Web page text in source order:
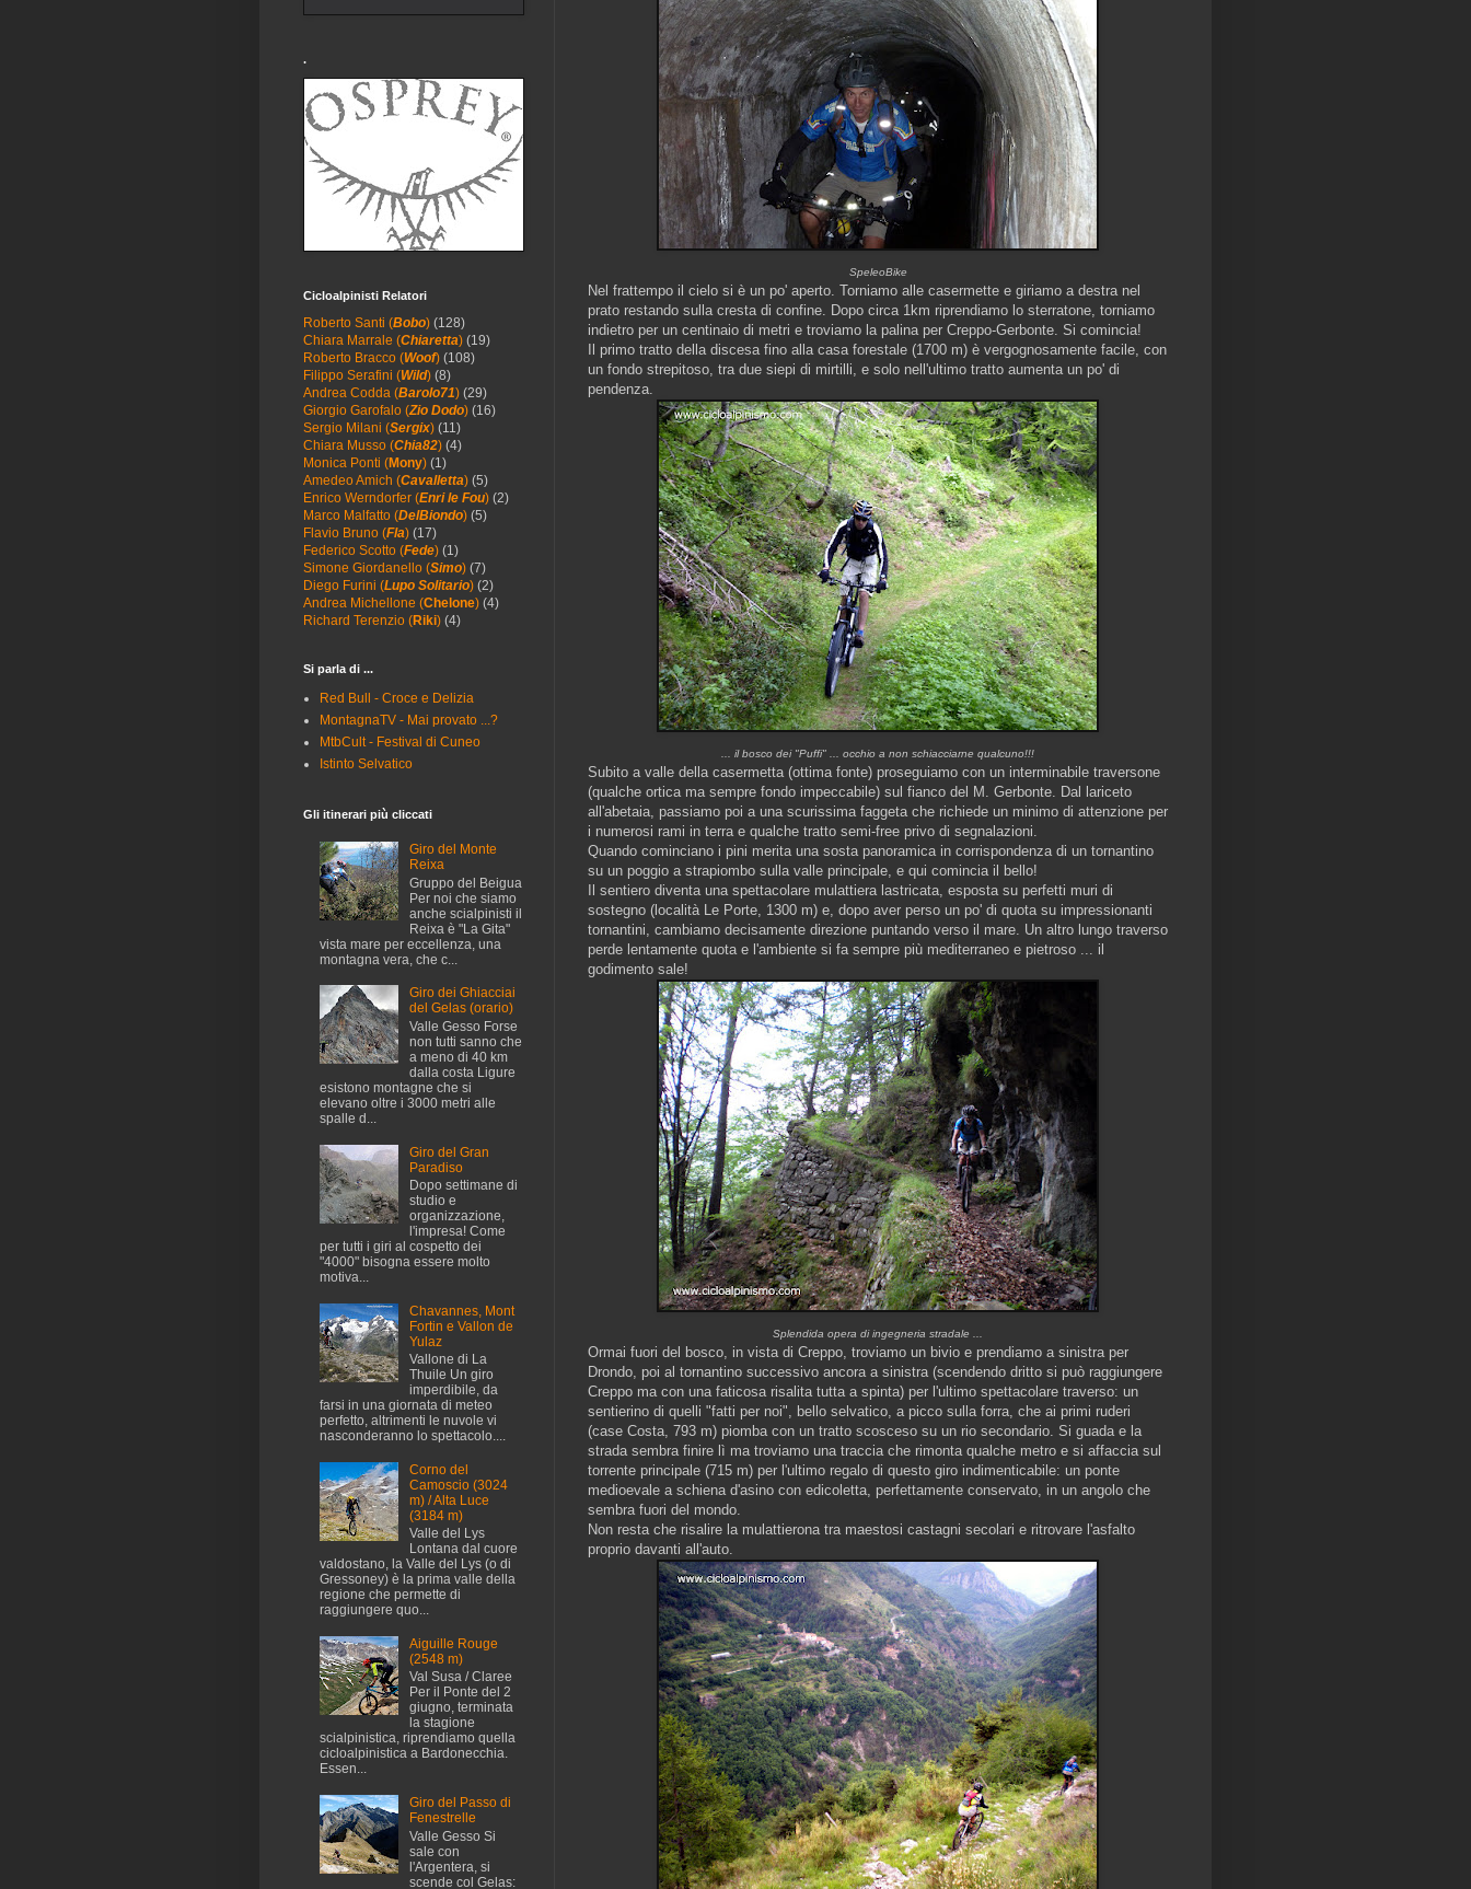
SpeleoBike
Nel frattempo il cielo si è un po' aperto. Torniamo alle casermette e giriamo a destra nel
prato restando sulla cresta di confine. Dopo circa 1km riprendiamo lo sterratone, torniamo
indietro per un centinaio di metri e troviamo la palina per Creppo-Gerbonte. Si comincia!
Il primo tratto della discesa fino alla casa forestale (1700 m) è vergognosamente facile, con
un fondo strepitoso, tra due siepi di mirtilli, e solo nell'ultimo tratto aumenta un po' di
pendenza.
... il bosco dei "Puffi" ... occhio a non schiacciarne qualcuno!!!
Subito a valle della casermetta (ottima fonte) proseguiamo con un interminabile traversone
(qualche ortica ma sempre fondo impeccabile) sul fianco del M. Gerbonte. Dal lariceto
all'abetaia, passiamo poi a una scurissima faggeta che richiede un minimo di attenzione per
i numerosi rami in terra e qualche tratto semi-free privo di segnalazioni.
Quando cominciano i pini merita una sosta panoramica in corrispondenza di un tornantino
su un poggio a strapiombo sulla valle principale, e qui comincia il bello!
Il sentiero diventa una spettacolare mulattiera lastricata, esposta su perfetti muri di
sostegno (località Le Porte, 1300 m) e, dopo aver perso un po' di quota su impressionanti
tornantini, cambiamo decisamente direzione puntando verso il mare. Un altro lungo traverso
perde lentamente quota e l'ambiente si fa sempre più mediterraneo e pietroso ... il
godimento sale!
Splendida opera di ingegneria stradale ...
Ormai fuori del bosco, in vista di Creppo, troviamo un bivio e prendiamo a sinistra per
Drondo, poi al tornantino successivo ancora a sinistra (scendendo dritto si può raggiungere
Creppo ma con una faticosa risalita tutta a spinta) per l'ultimo spettacolare traverso: un
sentierino di quelli "fatti per noi", bello selvatico, a picco sulla forra, che ai primi ruderi
(case Costa, 793 m) piomba con un tratto scosceso su un rio secondario. Si guada e la
strada sembra finire lì ma troviamo una traccia che rimonta qualche metro e si affaccia sul
torrente principale (715 m) per l'ultimo regalo di questo giro indimenticabile: un ponte
medioevale a schiena d'asino con edicoletta, perfettamente conservato, in un angolo che
sembra fuori del mondo.
Non resta che risalire la mulattierona tra maestosi castagni secolari e ritrovare l'asfalto
proprio davanti all'auto.
.
Cicloalpinisti Relatori
Roberto Santi (Bobo) (128)
Chiara Marrale (Chiaretta) (19)
Roberto Bracco (Woof) (108)
Filippo Serafini (Wild) (8)
Andrea Codda (Barolo71) (29)
Giorgio Garofalo (Zio Dodo) (16)
Sergio Milani (Sergix) (11)
Chiara Musso (Chia82) (4)
Monica Ponti (Mony) (1)
Amedeo Amich (Cavalletta) (5)
Enrico Werndorfer (Enri le Fou) (2)
Marco Malfatto (DelBiondo) (5)
Flavio Bruno (Fla) (17)
Federico Scotto (Fede) (1)
Simone Giordanello (Simo) (7)
Diego Furini (Lupo Solitario) (2)
Andrea Michellone (Chelone) (4)
Richard Terenzio (Riki) (4)
Si parla di ...
Red Bull - Croce e Delizia
MontagnaTV - Mai provato ...?
MtbCult - Festival di Cuneo
Istinto Selvatico
Gli itinerari più cliccati
Giro del Monte
Reixa
Gruppo del Beigua
Per noi che siamo
anche scialpinisti il
Reixa è "La Gita"
vista mare per eccellenza, una
montagna vera, che c...
Giro dei Ghiacciai
del Gelas (orario)
Valle Gesso Forse
non tutti sanno che
a meno di 40 km
dalla costa Ligure
esistono montagne che si
elevano oltre i 3000 metri alle
spalle d...
Giro del Gran
Paradiso
Dopo settimane di
studio e
organizzazione,
l'impresa! Come
per tutti i giri al cospetto dei
"4000" bisogna essere molto
motiva...
Chavannes, Mont
Fortin e Vallon de
Yulaz
Vallone di La
Thuile Un giro
imperdibile, da
farsi in una giornata di meteo
perfetto, altrimenti le nuvole vi
nasconderanno lo spettacolo....
Corno del
Camoscio (3024
m) / Alta Luce
(3184 m)
Valle del Lys
Lontana dal cuore
valdostano, la Valle del Lys (o di
Gressoney) è la prima valle della
regione che permette di
raggiungere quo...
Aiguille Rouge
(2548 m)
Val Susa / Claree
Per il Ponte del 2
giugno, terminata
la stagione
scialpinistica, riprendiamo quella
cicloalpinistica a Bardonecchia.
Essen...
Giro del Passo di
Fenestrelle
Valle Gesso Si
sale con
l'Argentera, si
scende col Gelas: